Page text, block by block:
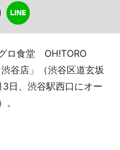
ロ食堂 OH!TORO
谷店」（渋谷区道玄坂
3日、渋谷駅西口にオー